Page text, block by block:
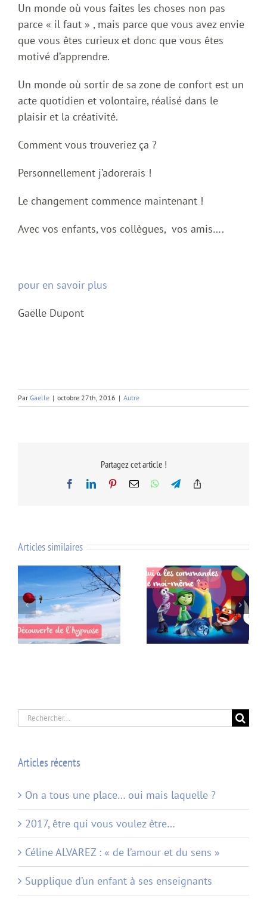
Un monde où vous faites les choses non pas
parce « il faut » , mais parce que vous avez envie
que vous êtes curieux et donc que vous êtes
motivé d’apprendre.
Un monde où sortir de sa zone de confort est un
acte quotidien et volontaire, réalisé dans le
plaisir et la créativité.
Comment vous trouveriez ça ?
Personnellement j’adorerais !
Le changement commence maintenant !
Avec vos enfants, vos collègues, vos amis….
pour en savoir plus
Gaëlle Dupont
Par Gaelle | octobre 27th, 2016 | Autre
Partagez cet article !
FacebookLinkedInPinterestEmail WhatsApp
Telegram
Articles similaires
Qui a les commandes de
moi-même ?
Rechercher:
Articles récents
On a tous une place… oui mais laquelle ?
2017, être qui vous voulez être…
Céline ALVAREZ : « de l’amour et du sens »
Supplique d’un enfant à ses enseignants